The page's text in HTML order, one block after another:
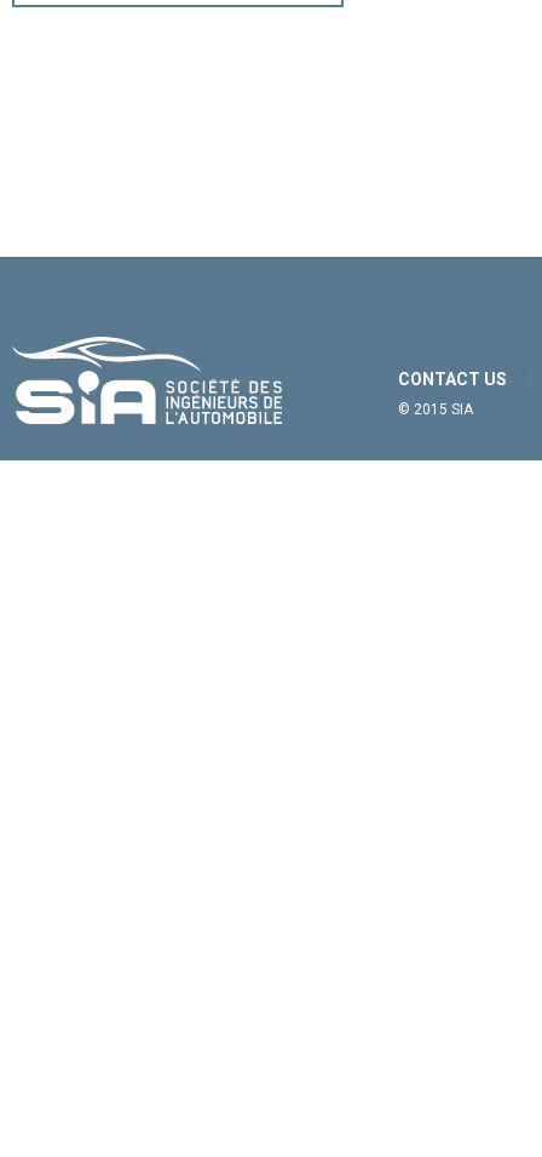
CONTACT US
© 2015 SIA